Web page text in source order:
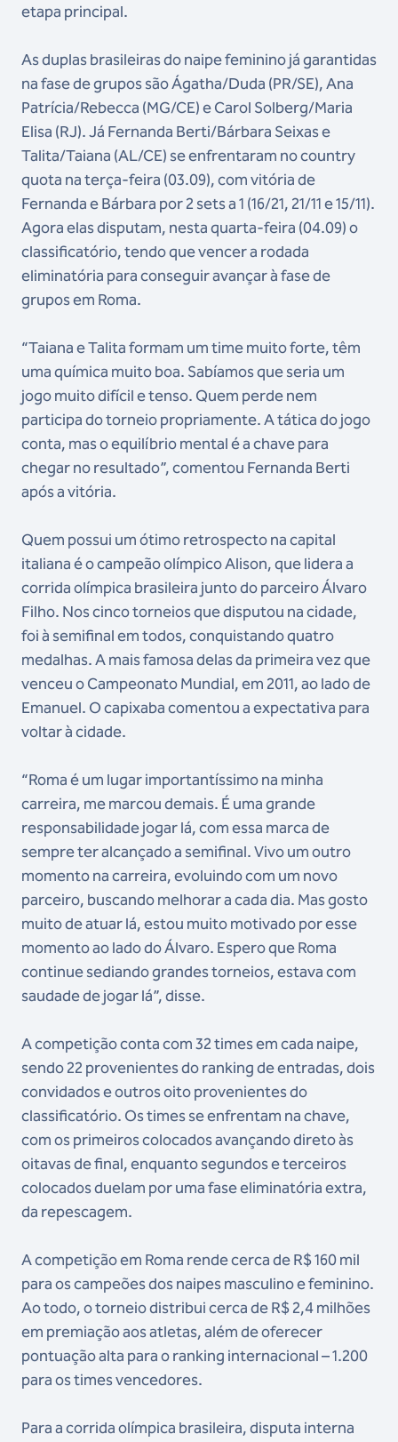
etapa principal.
As duplas brasileiras do naipe feminino já garantidas
na fase de grupos são Ágatha/Duda (PR/SE), Ana
Patrícia/Rebecca (MG/CE) e Carol Solberg/Maria
Elisa (RJ). Já Fernanda Berti/Bárbara Seixas e
Talita/Taiana (AL/CE) se enfrentaram no country
quota na terça-feira (03.09), com vitória de
Fernanda e Bárbara por 2 sets a 1 (16/21, 21/11 e 15/11).
Agora elas disputam, nesta quarta-feira (04.09) o
classificatório, tendo que vencer a rodada
eliminatória para conseguir avançar à fase de
grupos em Roma.
“Taiana e Talita formam um time muito forte, têm
uma química muito boa. Sabíamos que seria um
jogo muito difícil e tenso. Quem perde nem
participa do torneio propriamente. A tática do jogo
conta, mas o equilíbrio mental é a chave para
chegar no resultado”, comentou Fernanda Berti
após a vitória.
Quem possui um ótimo retrospecto na capital
italiana é o campeão olímpico Alison, que lidera a
corrida olímpica brasileira junto do parceiro Álvaro
Filho. Nos cinco torneios que disputou na cidade,
foi à semifinal em todos, conquistando quatro
medalhas. A mais famosa delas da primeira vez que
venceu o Campeonato Mundial, em 2011, ao lado de
Emanuel. O capixaba comentou a expectativa para
voltar à cidade.
“Roma é um lugar importantíssimo na minha
carreira, me marcou demais. É uma grande
responsabilidade jogar lá, com essa marca de
sempre ter alcançado a semifinal. Vivo um outro
momento na carreira, evoluindo com um novo
parceiro, buscando melhorar a cada dia. Mas gosto
muito de atuar lá, estou muito motivado por esse
momento ao lado do Álvaro. Espero que Roma
continue sediando grandes torneios, estava com
saudade de jogar lá”, disse.
A competição conta com 32 times em cada naipe,
sendo 22 provenientes do ranking de entradas, dois
convidados e outros oito provenientes do
classificatório. Os times se enfrentam na chave,
com os primeiros colocados avançando direto às
oitavas de final, enquanto segundos e terceiros
colocados duelam por uma fase eliminatória extra,
da repescagem.
A competição em Roma rende cerca de R$ 160 mil
para os campeões dos naipes masculino e feminino.
Ao todo, o torneio distribui cerca de R$ 2,4 milhões
em premiação aos atletas, além de oferecer
pontuação alta para o ranking internacional – 1.200
para os times vencedores.
Para a corrida olímpica brasileira, disputa interna